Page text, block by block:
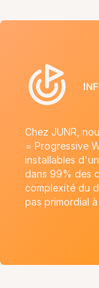
Chez JUNR,
= Progressive
installables
dans 99% des
complexité du
pas primordial